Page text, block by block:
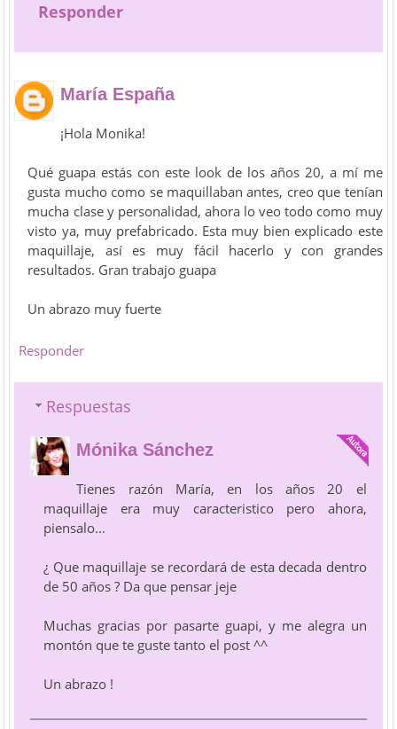
Responder
María España
¡Hola Monika!
Qué guapa estás con este look de los años 20, a mí me
gusta mucho como se maquillaban antes, creo que tenían
mucha clase y personalidad, ahora lo veo todo como muy
visto ya, muy prefabricado. Esta muy bien explicado este
maquillaje, así es muy fácil hacerlo y con grandes
resultados. Gran trabajo guapa
Un abrazo muy fuerte
Responder
Respuestas
Mónika Sánchez
Tienes razón María, en los años 20 el
maquillaje era muy caracteristico pero ahora,
piensalo...
¿ Que maquillaje se recordará de esta decada dentro
de 50 años ? Da que pensar jeje
Muchas gracias por pasarte guapi, y me alegra un
montón que te guste tanto el post ^^
Un abrazo !